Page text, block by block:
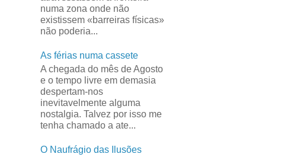
numa zona onde não
existissem «barreiras físicas»
não poderia...
As férias numa cassete
A chegada do mês de Agosto
e o tempo livre em demasia
despertam-nos
inevitavelmente alguma
nostalgia. Talvez por isso me
tenha chamado a ate...
O Naufrágio das Ilusões